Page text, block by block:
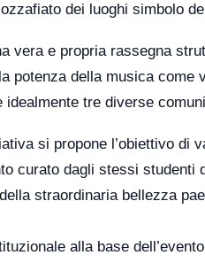
dei luoghi simbolo
vera e propria rassegna
potenza della musica come
tre diverse
si propone l’obiettivo di
curato dagli stessi studenti
straordinaria bellezza
alla base